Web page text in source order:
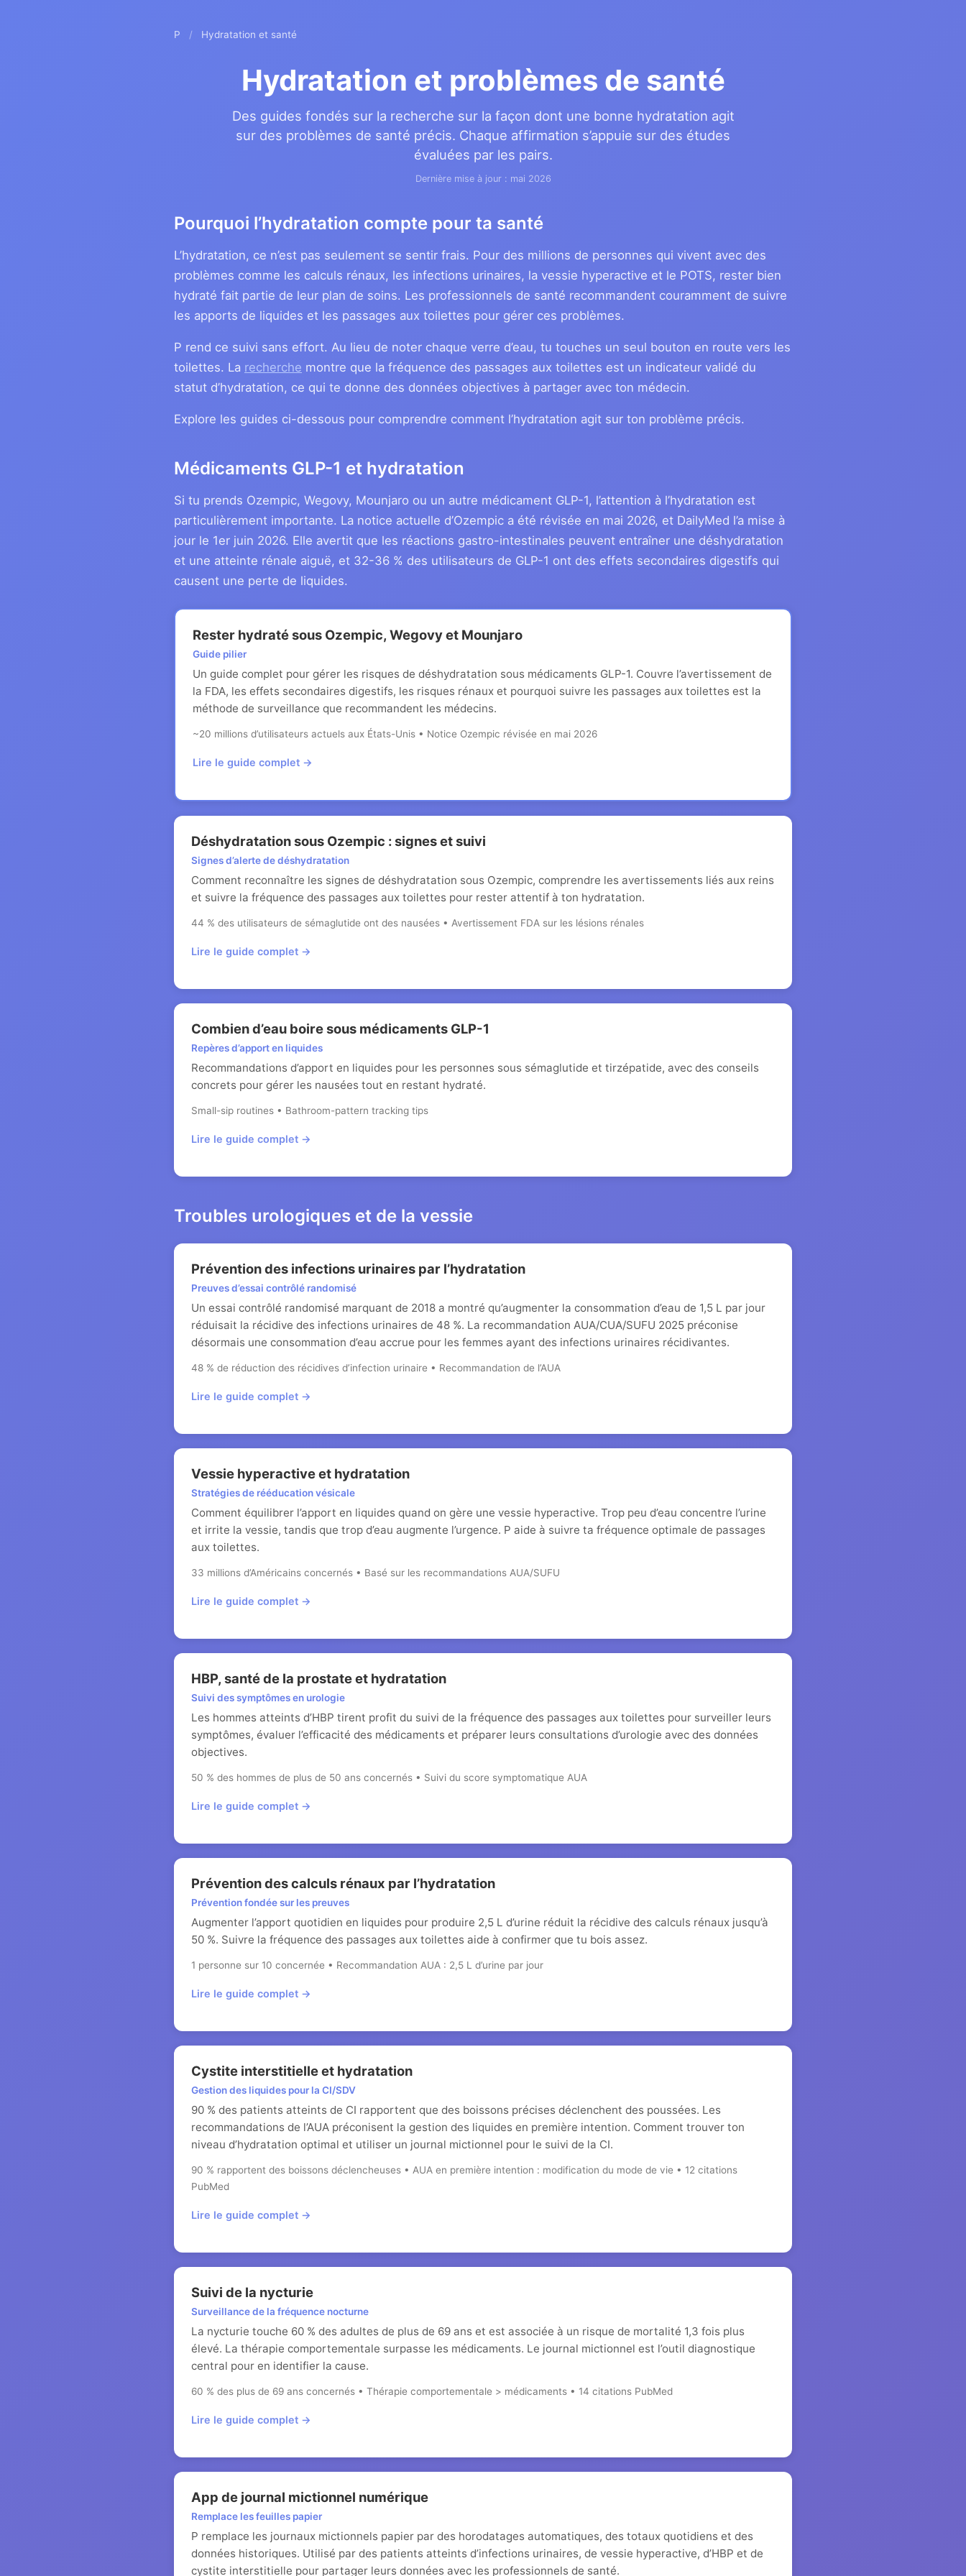
P / Hydratation et santé
Hydratation et problèmes de santé
Des guides fondés sur la recherche sur la façon dont une bonne hydratation agit
sur des problèmes de santé précis. Chaque affirmation s’appuie sur des études
évaluées par les pairs.
Dernière mise à jour : mai 2026
Pourquoi l’hydratation compte pour ta santé
L’hydratation, ce n’est pas seulement se sentir frais. Pour des millions de personnes qui vivent avec des
problèmes comme les calculs rénaux, les infections urinaires, la vessie hyperactive et le POTS, rester bien
hydraté fait partie de leur plan de soins. Les professionnels de santé recommandent couramment de suivre
les apports de liquides et les passages aux toilettes pour gérer ces problèmes.
P rend ce suivi sans effort. Au lieu de noter chaque verre d’eau, tu touches un seul bouton en route vers les
toilettes. La recherche montre que la fréquence des passages aux toilettes est un indicateur validé du
statut d’hydratation, ce qui te donne des données objectives à partager avec ton médecin.
Explore les guides ci-dessous pour comprendre comment l’hydratation agit sur ton problème précis.
Médicaments GLP-1 et hydratation
Si tu prends Ozempic, Wegovy, Mounjaro ou un autre médicament GLP-1, l’attention à l’hydratation est
particulièrement importante. La notice actuelle d’Ozempic a été révisée en mai 2026, et DailyMed l’a mise à
jour le 1er juin 2026. Elle avertit que les réactions gastro-intestinales peuvent entraîner une déshydratation
et une atteinte rénale aiguë, et 32-36 % des utilisateurs de GLP-1 ont des effets secondaires digestifs qui
causent une perte de liquides.
Rester hydraté sous Ozempic, Wegovy et Mounjaro
Guide pilier
Un guide complet pour gérer les risques de déshydratation sous médicaments GLP-1. Couvre l’avertissement de
la FDA, les effets secondaires digestifs, les risques rénaux et pourquoi suivre les passages aux toilettes est la
méthode de surveillance que recommandent les médecins.
~20 millions d’utilisateurs actuels aux États-Unis • Notice Ozempic révisée en mai 2026
Lire le guide complet →
Déshydratation sous Ozempic : signes et suivi
Signes d’alerte de déshydratation
Comment reconnaître les signes de déshydratation sous Ozempic, comprendre les avertissements liés aux reins
et suivre la fréquence des passages aux toilettes pour rester attentif à ton hydratation.
44 % des utilisateurs de sémaglutide ont des nausées • Avertissement FDA sur les lésions rénales
Lire le guide complet →
Combien d’eau boire sous médicaments GLP-1
Repères d’apport en liquides
Recommandations d’apport en liquides pour les personnes sous sémaglutide et tirzépatide, avec des conseils
concrets pour gérer les nausées tout en restant hydraté.
Small-sip routines • Bathroom-pattern tracking tips
Lire le guide complet →
Troubles urologiques et de la vessie
Prévention des infections urinaires par l’hydratation
Preuves d’essai contrôlé randomisé
Un essai contrôlé randomisé marquant de 2018 a montré qu’augmenter la consommation d’eau de 1,5 L par jour
réduisait la récidive des infections urinaires de 48 %. La recommandation AUA/CUA/SUFU 2025 préconise
désormais une consommation d’eau accrue pour les femmes ayant des infections urinaires récidivantes.
48 % de réduction des récidives d’infection urinaire • Recommandation de l’AUA
Lire le guide complet →
Vessie hyperactive et hydratation
Stratégies de rééducation vésicale
Comment équilibrer l’apport en liquides quand on gère une vessie hyperactive. Trop peu d’eau concentre l’urine
et irrite la vessie, tandis que trop d’eau augmente l’urgence. P aide à suivre ta fréquence optimale de passages
aux toilettes.
33 millions d’Américains concernés • Basé sur les recommandations AUA/SUFU
Lire le guide complet →
HBP, santé de la prostate et hydratation
Suivi des symptômes en urologie
Les hommes atteints d’HBP tirent profit du suivi de la fréquence des passages aux toilettes pour surveiller leurs
symptômes, évaluer l’efficacité des médicaments et préparer leurs consultations d’urologie avec des données
objectives.
50 % des hommes de plus de 50 ans concernés • Suivi du score symptomatique AUA
Lire le guide complet →
Prévention des calculs rénaux par l’hydratation
Prévention fondée sur les preuves
Augmenter l’apport quotidien en liquides pour produire 2,5 L d’urine réduit la récidive des calculs rénaux jusqu’à
50 %. Suivre la fréquence des passages aux toilettes aide à confirmer que tu bois assez.
1 personne sur 10 concernée • Recommandation AUA : 2,5 L d’urine par jour
Lire le guide complet →
Cystite interstitielle et hydratation
Gestion des liquides pour la CI/SDV
90 % des patients atteints de CI rapportent que des boissons précises déclenchent des poussées. Les
recommandations de l’AUA préconisent la gestion des liquides en première intention. Comment trouver ton
niveau d’hydratation optimal et utiliser un journal mictionnel pour le suivi de la CI.
90 % rapportent des boissons déclencheuses • AUA en première intention : modification du mode de vie • 12 citations
PubMed
Lire le guide complet →
Suivi de la nycturie
Surveillance de la fréquence nocturne
La nycturie touche 60 % des adultes de plus de 69 ans et est associée à un risque de mortalité 1,3 fois plus
élevé. La thérapie comportementale surpasse les médicaments. Le journal mictionnel est l’outil diagnostique
central pour en identifier la cause.
60 % des plus de 69 ans concernés • Thérapie comportementale > médicaments • 14 citations PubMed
Lire le guide complet →
App de journal mictionnel numérique
Remplace les feuilles papier
P remplace les journaux mictionnels papier par des horodatages automatiques, des totaux quotidiens et des
données historiques. Utilisé par des patients atteints d’infections urinaires, de vessie hyperactive, d’HBP et de
cystite interstitielle pour partager leurs données avec les professionnels de santé.